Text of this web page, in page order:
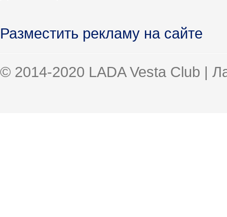
Разместить рекламу на сайте
© 2014-2020 LADA Vesta Club |